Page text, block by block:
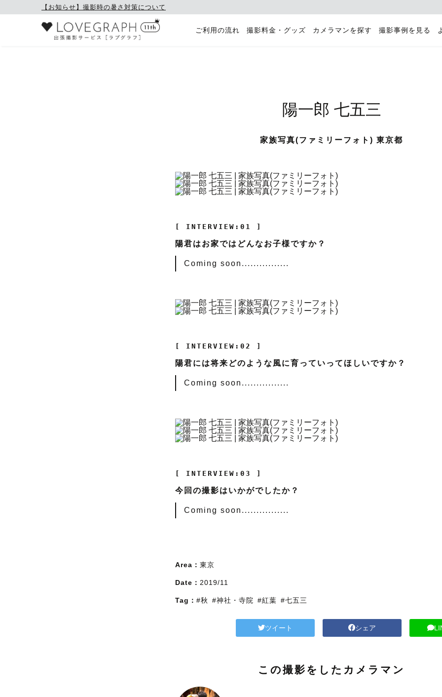
【お知らせ】撮影時の暑さ対策について
ご利用の流れ 撮影料金・グッズ カメラマンを探す 撮影事例を見る
陽一郎 七五三
家族写真(ファミリーフォト) 東京都
[ INTERVIEW:01 ]
陽君はお家ではどんなお子様ですか？
Coming soon................
[ INTERVIEW:02 ]
陽君には将来どのような風に育っていってほしいですか？
Coming soon................
[ INTERVIEW:03 ]
今回の撮影はいかがでしたか？
Coming soon................
Area： 東京
Date： 2019/11
Tag： #秋 #神社・寺院 #紅葉 #七五三
ツイート シェア
この撮影をしたカメラマン